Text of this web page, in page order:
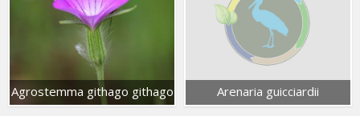
Agrostemma githago githago Arenaria guicciardii